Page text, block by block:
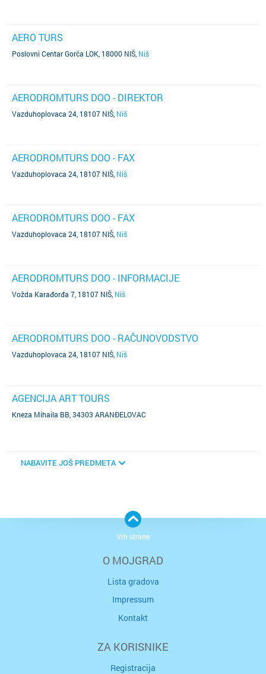
AERO TURS
Poslovni Centar Gorča LOK, 18000 NIŠ Niš
AERODROMTURS DOO - DIREKTOR
Vazduhoplovaca 24, 18107 NIŠ Niš
AERODROMTURS DOO - FAX
Vazduhoplovaca 24, 18107 NIŠ Niš
AERODROMTURS DOO - FAX
Vazduhoplovaca 24, 18107 NIŠ Niš
AERODROMTURS DOO - INFORMACIJE
Vožda Karađorđa 7, 18107 NIŠ Niš
AERODROMTURS DOO - RAČUNOVODSTVO
Vazduhoplovaca 24, 18107 NIŠ Niš
AGENCIJA ART TOURS
Kneza Mihaila BB, 34303 ARANĐELOVAC
NABAVITE JOŠ PREDMETA
O MOJGRAD
Lista gradova
Impressum
Kontakt
ZA KORISNIKE
Registracija
Vrh strane